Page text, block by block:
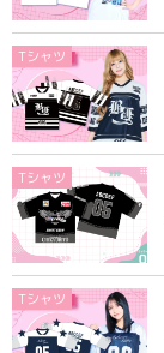
Tシャツ
Tシャツ
Tシャツ